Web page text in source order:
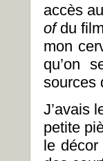
accès
ofdu
mon
qu’on
sources
J’avais
petite
le